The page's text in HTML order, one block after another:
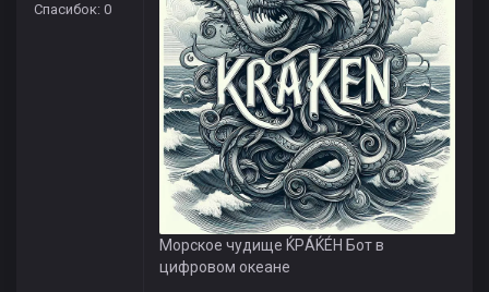
Спасибок: 0
Морское чудище ЌРÁЌÉH Бот в
цифровом океане